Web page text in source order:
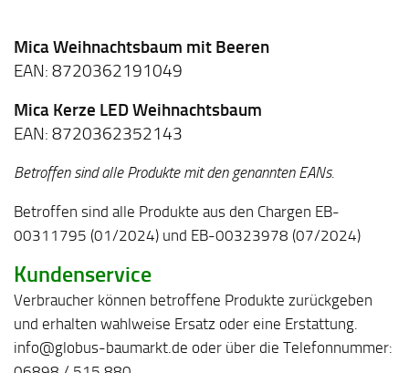
Mica Weihnachtsbaum mit Beeren
EAN: 8720362191049
Mica Kerze LED Weihnachtsbaum
EAN: 8720362352143
Betroffen sind alle Produkte mit den genannten EANs.
Betroffen sind alle Produkte aus den Chargen EB-
00311795 (01/2024) und EB-00323978 (07/2024)
Kundenservice
Verbraucher können betroffene Produkte zurückgeben
und erhalten wahlweise Ersatz oder eine Erstattung.
info@globus-baumarkt.de oder über die Telefonnummer: